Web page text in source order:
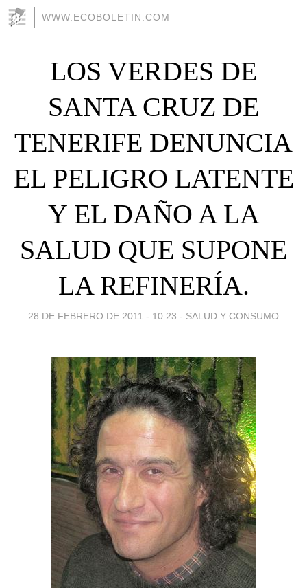
WWW.ECOBOLETIN.COM
LOS VERDES DE
SANTA CRUZ DE
TENERIFE DENUNCIA
EL PELIGRO LATENTE
Y EL DAÑO A LA
SALUD QUE SUPONE
LA REFINERÍA.
28 DE FEBRERO DE 2011 - 10:23 - SALUD Y CONSUMO